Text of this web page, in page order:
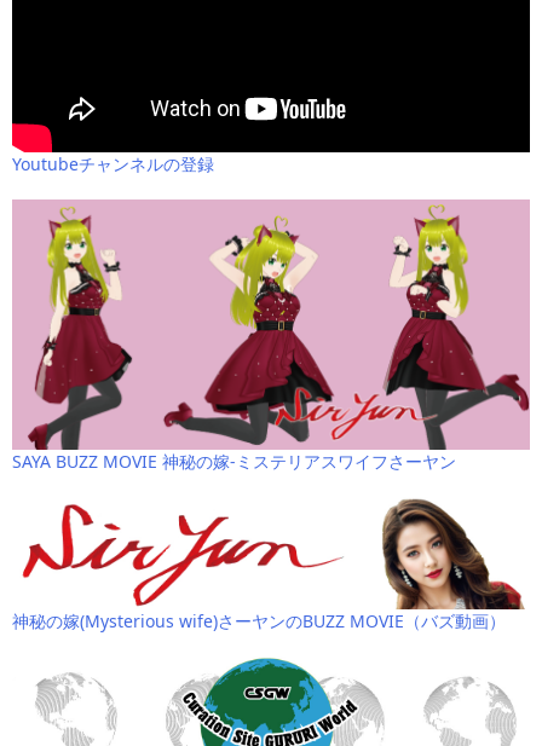
Youtubeチャンネルの登録
SAYA BUZZ MOVIE 神秘の嫁-ミステリアスワイフさーヤン
神秘の嫁(Mysterious wife)さーヤンのBUZZ MOVIE（バズ動画）